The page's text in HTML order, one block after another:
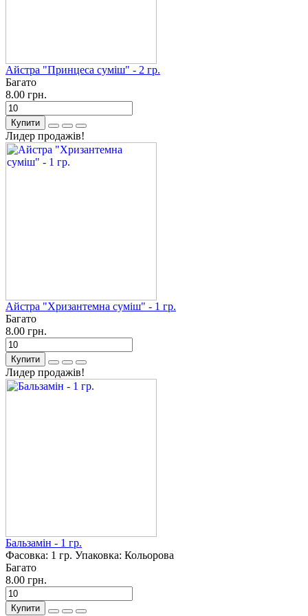
Айстра "Принцеса суміш" - 2 гр.
Багато
8.00 грн.
Купити
Лидер продажів!
Айстра "Хризантемна суміш" - 1 гр.
Багато
8.00 грн.
Купити
Лидер продажів!
Бальзамін - 1 гр.
Фасовка: 1 гр. Упаковка: Кольорова
Багато
8.00 грн.
Купити